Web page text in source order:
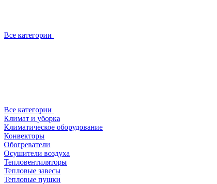
Все категории
Все категории
Климат и уборка
Климатическое оборудование
Конвекторы
Обогреватели
Осушители воздуха
Тепловентиляторы
Тепловые завесы
Тепловые пушки